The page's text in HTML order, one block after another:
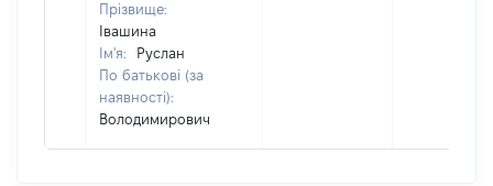
Прізвище:
Івашина
Ім'я:
Руслан
По батькові (за
наявності):
Володимирович